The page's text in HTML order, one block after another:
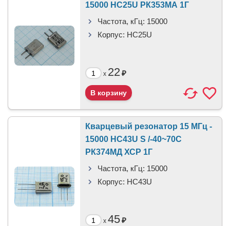
15000 HC25U РК353МА 1Г
Частота, кГц: 15000
Корпус: HC25U
x 22₽
Кварцевый резонатор 15 МГц -
15000 HC43U S /-40~70C
РК374МД ХСР 1Г
Частота, кГц: 15000
Корпус: HC43U
x 45₽